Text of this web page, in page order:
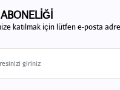
katılmak için lütfen e-posta